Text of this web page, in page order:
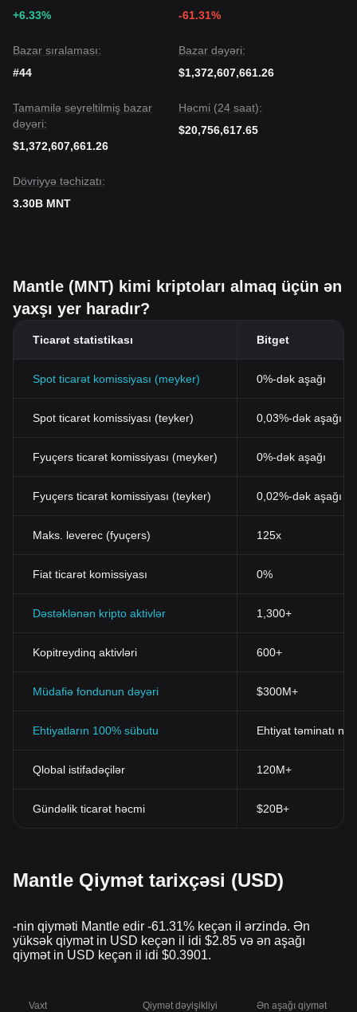
+6.33% -61.31%
Bazar sıralaması:
#44
Bazar dəyəri:
$1,372,607,661.26
Tamamilə seyreltilmiş bazar
dəyəri:
$1,372,607,661.26
Həcmi (24 saat):
$20,756,617.65
Dövriyyə təchizatı:
3.30B MNT
Mantle (MNT) kimi kriptoları almaq üçün ən
yaxşı yer haradır?
Ticarət statistikası Bitget
Spot ticarət komissiyası (meyker) 0%-dək aşağı
Spot ticarət komissiyası (teyker) 0,03%-dək aşağı
Fyuçers ticarət komissiyası (meyker) 0%-dək aşağı
Fyuçers ticarət komissiyası (teyker) 0,02%-dək aşağı
Maks. leverec (fyuçers) 125x
Fiat ticarət komissiyası 0%
Dəstəklənən kripto aktivlər 1,300+
Kopitreydinq aktivləri 600+
Müdafiə fondunun dəyəri $300M+
Ehtiyatların 100% sübutu Ehtiyat təminatı
Qlobal istifadəçilər 120M+
Gündəlik ticarət həcmi $20B+
Mantle Qiymət tarixçəsi (USD)
-nin qiyməti Mantle edir -61.31% keçən il ərzində. Ən
yüksək qiymət in USD keçən il idi $2.85 və ən aşağı
qiymət in USD keçən il idi $0.3901.
Vaxt
Qiymət dəyişikliyi
Ən aşağı qiymət